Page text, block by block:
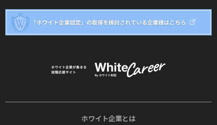
ホワイト企業とは